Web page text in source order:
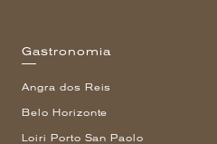
Gastronomia
Angra dos Reis
Belo Horizonte
Loiri Porto San Paolo